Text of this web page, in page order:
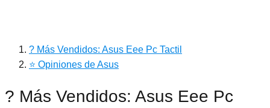
? Más Vendidos: Asus Eee Pc Tactil
⭐ Opiniones de Asus
? Más Vendidos: Asus Eee Pc